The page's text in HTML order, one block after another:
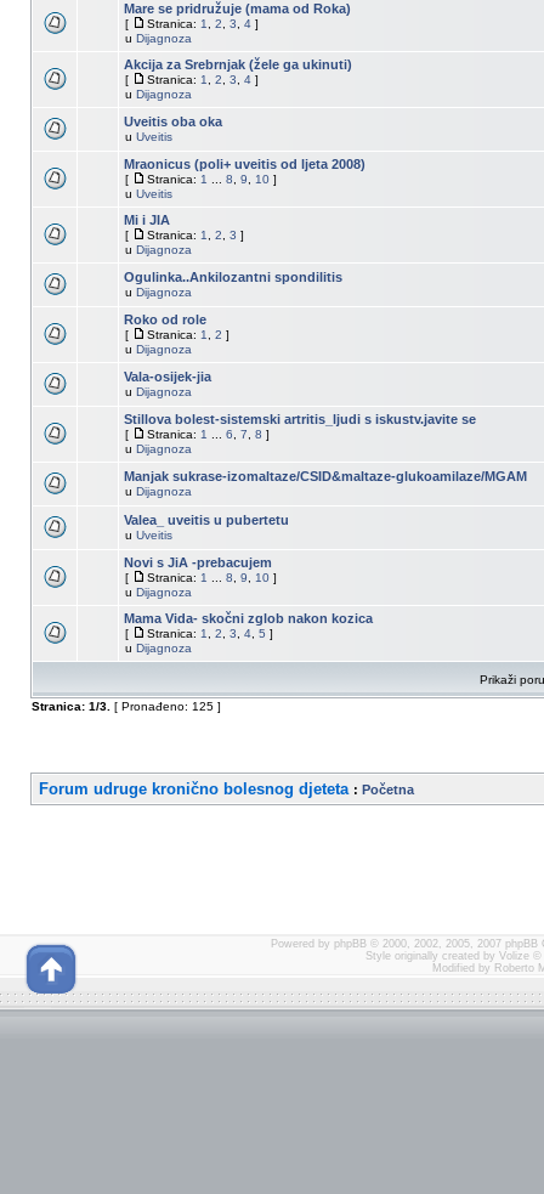
Mare se pridružuje (mama od Roka)
[ Stranica: 1 2 3 4 ]
u Dijagnoza
Akcija za Srebrnjak (žele ga ukinuti)
[ Stranica: 1 2 3 4 ]
u Dijagnoza
Uveitis oba oka
u Uveitis
Mraonicus (poli+ uveitis od ljeta 2008)
[ Stranica: 1 8 9 10 ]
u Uveitis
Mi i JIA
[ Stranica: 1 2 3 ]
u Dijagnoza
Ogulinka..Ankilozantni spondilitis
u Dijagnoza
Roko od role
[ Stranica: 1 2 ]
u Dijagnoza
Vala-osijek-jia
u Dijagnoza
Stillova bolest-sistemski artritis_ljudi s iskustv.javite se
[ Stranica: 1 6 7 8 ]
u Dijagnoza
Manjak sukrase-izomaltaze/CSID&maltaze-glukoamilaze/MGAM
u Dijagnoza
Valea_ uveitis u pubertetu
u Uveitis
Novi s JiA -prebacujem
[ Stranica: 1 8 9 10 ]
u Dijagnoza
Mama Vida- skočni zglob nakon kozica
[ Stranica: 1 2 3 4 5 ]
u Dijagnoza
Prikaži
Stranica: 1/3 [ Pronađeno: 125 ]
Forum udruge kronično bolesnog djeteta : Početna
Powered by phpBB © 2000, 2002, 2005, 2007 phpBB
Style originally created by Volize ©
Modified by Roberto